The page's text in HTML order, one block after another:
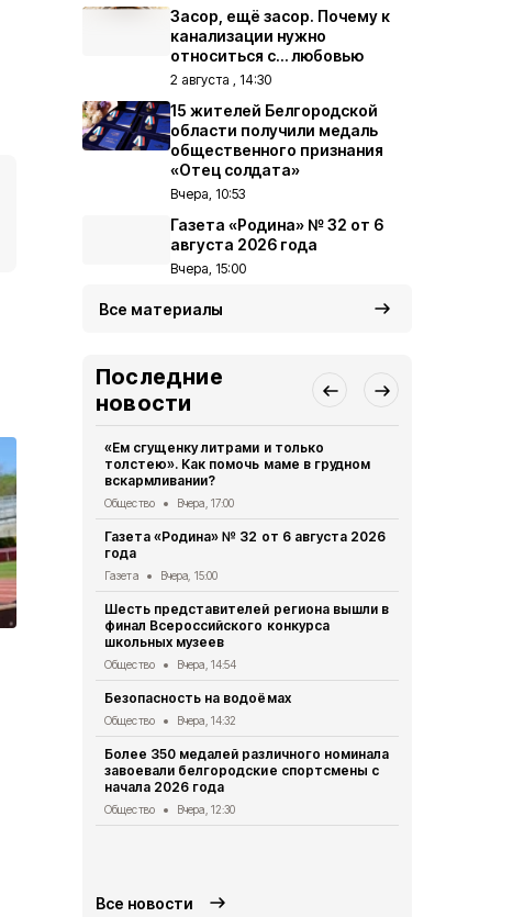
Засор, ещё засор. Почему к
канализации нужно
относиться с… любовью
2 августа , 14:30
15 жителей Белгородской
области получили медаль
общественного признания
«Отец солдата»
Вчера, 10:53
Газета «Родина» № 32 от 6
августа 2026 года
Вчера, 15:00
Все материалы
Последние
новости
«Ем сгущенку литрами и только
толстею». Как помочь маме в грудном
вскармливании?
Общество Вчера, 17:00
Газета «Родина» № 32 от 6 августа 2026
года
Газета Вчера, 15:00
Шесть представителей региона вышли в
финал Всероссийского конкурса
школьных музеев
Общество Вчера, 14:54
Безопасность на водоёмах
Общество Вчера, 14:32
Более 350 медалей различного номинала
завоевали белгородские спортсмены с
начала 2026 года
Общество Вчера, 12:30
Все новости